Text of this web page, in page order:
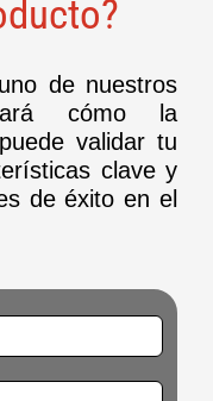
de nuestros
cómo la
validar tu
clave y
de éxito en el